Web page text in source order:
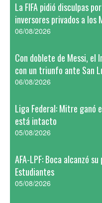
La FIFA pidió disculpas
inversores privados a los
06/08/2026
Con doblete de Messi, el
con un triunfo ante San
06/08/2026
Liga Federal: Mitre ganó
está intacto
05/08/2026
AFA-LPF: Boca alcanzó
Estudiantes
05/08/2026